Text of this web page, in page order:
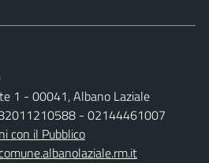
1 - 00041, Albano Laziale
- 02144461007
con il Pubblico